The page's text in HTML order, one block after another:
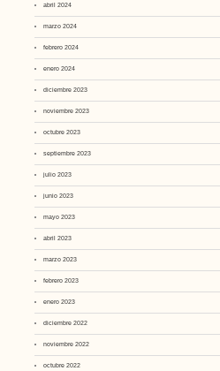
abril 2024
marzo 2024
febrero 2024
enero 2024
diciembre 2023
noviembre 2023
octubre 2023
septiembre 2023
julio 2023
junio 2023
mayo 2023
abril 2023
marzo 2023
febrero 2023
enero 2023
diciembre 2022
noviembre 2022
octubre 2022